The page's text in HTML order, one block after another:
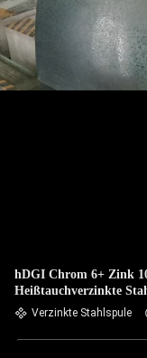
hDGI Chrom 6+ Zink
Heißtauchverzinkte
Verzinkte Stahlspule